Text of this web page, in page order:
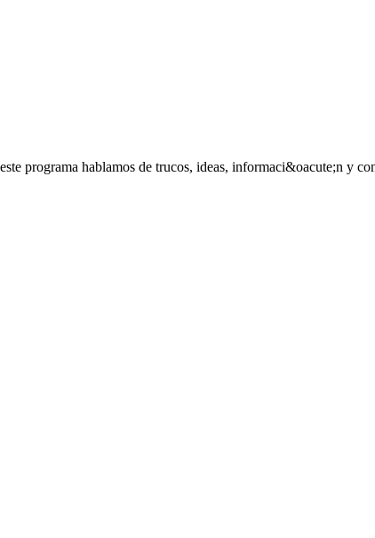
programa hablamos de trucos, ideas, informaci&oacute;n y